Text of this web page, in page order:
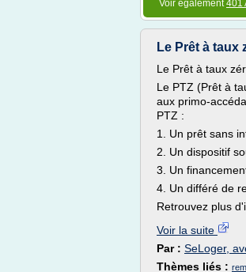
Voir également401
Le Prêt à taux
Le Prêt à taux
Le PTZ (Prêt à
aux primo-
PTZ :
1. Un prêt sans
2. Un dispositif
3. Un
4. Un différé de
Retrouvez plus
Voir la suite
Par : SeLoger,
Thèmes liés :